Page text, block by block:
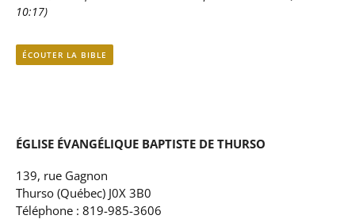
10:17)
ÉCOUTER LA BIBLE
ÉGLISE ÉVANGÉLIQUE BAPTISTE DE THURSO
139, rue Gagnon
Thurso (Québec) J0X 3B0
Téléphone : 819-985-3606